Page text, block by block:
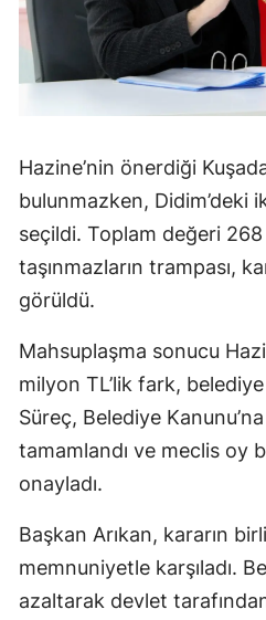
Hazine’nin önerdiği
bulunmazken, Didim’deki
seçildi. Toplam değeri 268
taşınmazların trampası,
görüldü.
Mahsuplaşma sonucu
milyon TL’lik fark,
Süreç, Belediye
tamamlandı ve meclis oy
onayladı.
Başkan Arıkan, kararın
memnuniyetle karşıladı.
azaltarak devlet